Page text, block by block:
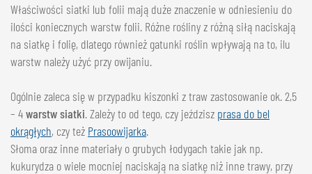
Właściwości siatki lub folii mają duże znaczenie w odniesieniu do
ilości koniecznych warstw folii. Różne rośliny z różną siłą naciskają
na siatkę i folię, dlatego również gatunki roślin wpływają na to, ilu
warstw należy użyć przy owijaniu.
Ogólnie zaleca się w przypadku kiszonki z traw zastosowanie ok. 2,5
– 4warstw siatki. Zależy to od tego, czy jeździsz prasa do bel
okrągłych, czy też Prasoowijarka.
Słoma oraz inne materiały o grubych łodygach takie jak np.
kukurydza o wiele mocniej naciskają na siatkę niż inne trawy, przy